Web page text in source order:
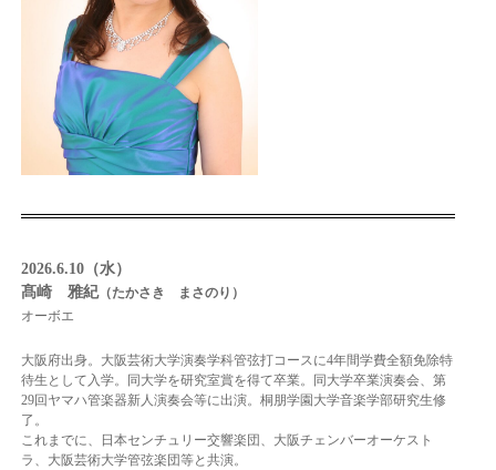
2026.6.10（水）
髙崎 雅紀（たかさき まさのり）
オーボエ
大阪府出身。大阪芸術大学演奏学科管弦打コースに4年間学費全額免除特
待生として入学。同大学を研究室賞を得て卒業。同大学卒業演奏会、第
29回ヤマハ管楽器新人演奏会等に出演。桐朋学園大学音楽学部研究生修
了。
これまでに、日本センチュリー交響楽団、大阪チェンバーオーケスト
ラ、大阪芸術大学管弦楽団等と共演。